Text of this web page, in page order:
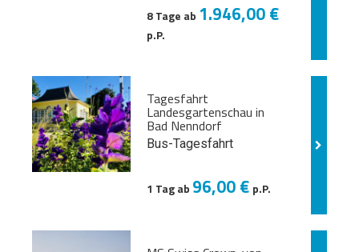
8 Tage ab 1.946,00 €
p.P.
Tagesfahrt
Landesgartenschau in
Bad Nenndorf
Bus-Tagesfahrt
1 Tag ab 96,00 € p.P.